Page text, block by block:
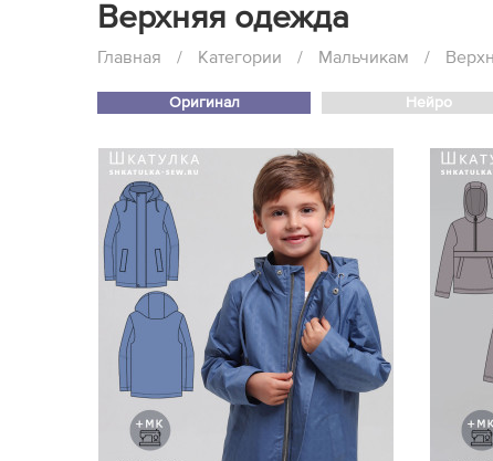
Верхняя одежда
Главная / Категории / Мальчикам /
Оригинал Нейро